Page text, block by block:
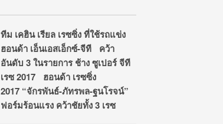
ทีม เคฮิน เรียล เรซซิ่ง ที่ใช้รถแข่ง
ฮอนด้า เอ็นเอสเอ็กซ์-จีที คว้า
อันดับ 3 ในรายการ ช้าง ซูเปอร์ จีที
เรซ 2017 ฮอนด้า เรซซิ่ง
2017 “จักรพันธ์-ภัทรพล-ฐนโรจน์”
ฟอร์มร้อนแรง คว้าชัยทั้ง 3 เรซ